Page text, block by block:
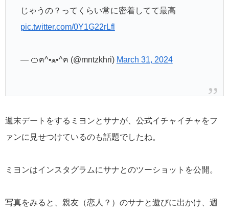
じゃうの？ってくらい常に密着してて最高
pic.twitter.com/0Y1G22rLfl
— 🍊ฅ^•ﻌ•^ฅ (@mntzkhri) March 31, 2024
週末デートをするミヨンとサナが、公式イチャイチャをフ
ァンに見せつけているのも話題でしたね。
ミヨンはインスタグラムにサナとのツーショットを公開。
写真をみると、親友（恋人？）のサナと遊びに出かけ、週